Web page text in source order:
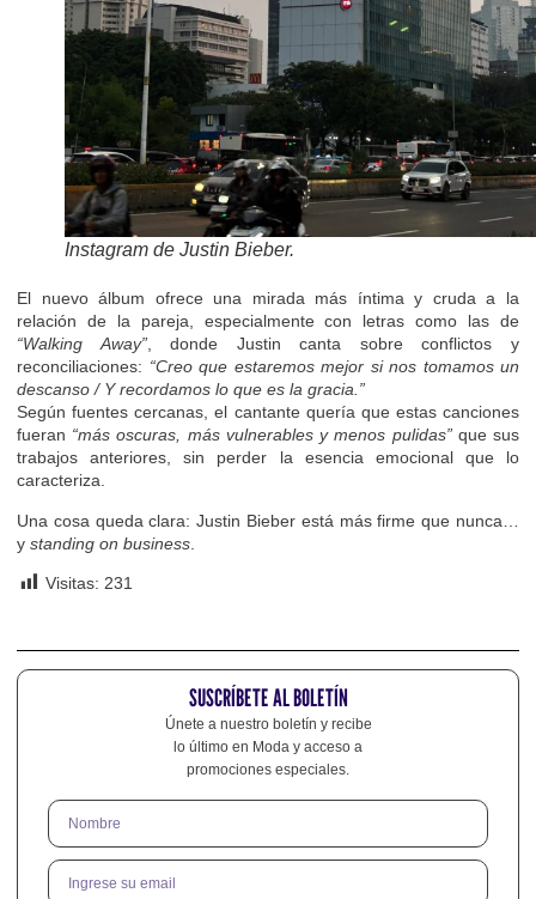
Instagram de Justin Bieber.
El nuevo álbum ofrece una mirada más íntima y cruda a la
relación de la pareja, especialmente con letras como las de
“Walking Away”, donde Justin canta sobre conflictos y
reconciliaciones: “Creo que estaremos mejor si nos tomamos un
descanso / Y recordamos lo que es la gracia.”
Según fuentes cercanas, el cantante quería que estas canciones
fueran “más oscuras, más vulnerables y menos pulidas”que sus
trabajos anteriores, sin perder la esencia emocional que lo
caracteriza.
Una cosa queda clara: Justin Bieber está más firme que nunca…
y standing on business
Visitas: 231
SUSCRÍBETE AL BOLETÍN
Únete a nuestro boletín y recibe
lo último en Moda y acceso a
promociones especiales.